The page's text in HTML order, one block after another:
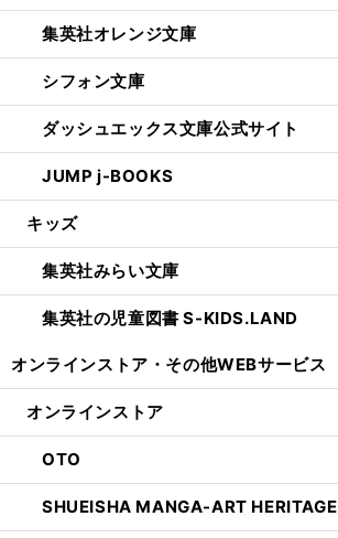
集英社オレンジ文庫
シフォン文庫
ダッシュエックス文庫公式サイト
JUMP j-BOOKS
キッズ
集英社みらい文庫
集英社の児童図書 S-KIDS.LAND
オンラインストア・ その他WEBサービス
オンラインストア
OTO
SHUEISHA MANGA-ART HERITAGE